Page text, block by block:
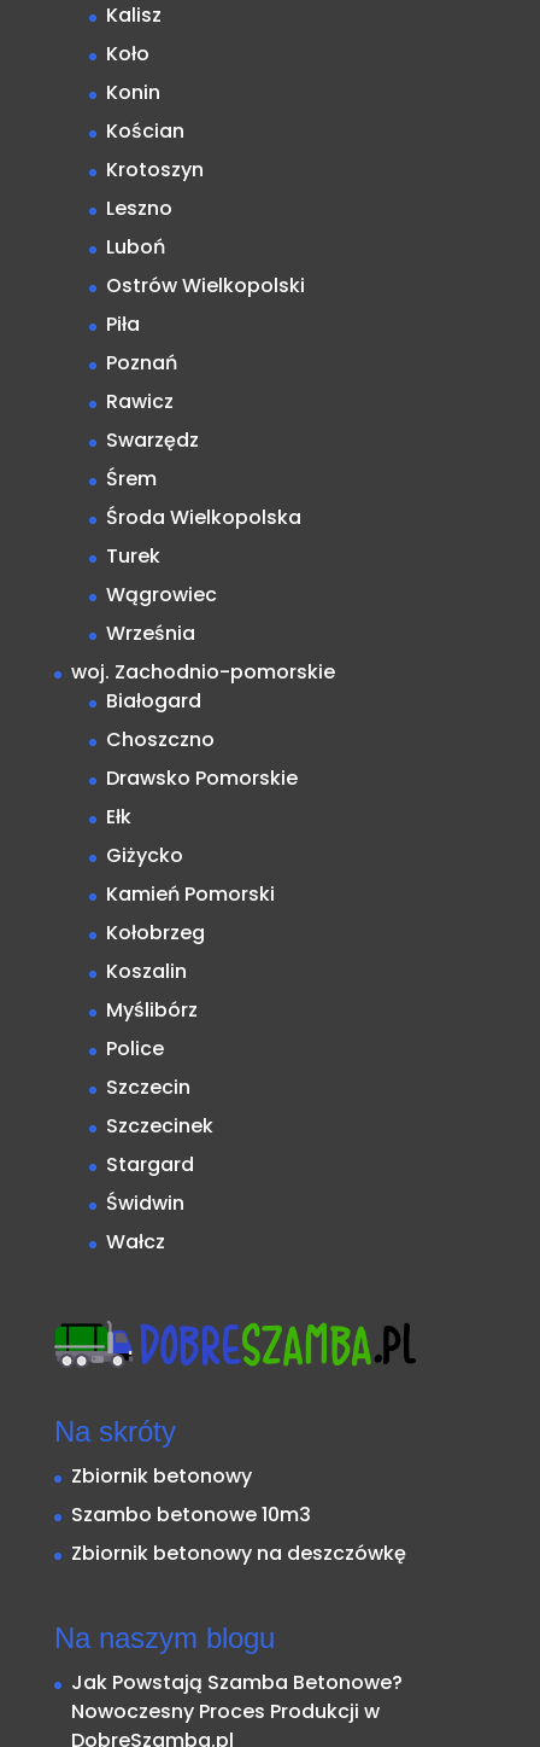
Kalisz
Koło
Konin
Kościan
Krotoszyn
Leszno
Luboń
Ostrów Wielkopolski
Piła
Poznań
Rawicz
Swarzędz
Śrem
Środa Wielkopolska
Turek
Wągrowiec
Września
woj. Zachodnio-pomorskie
Białogard
Choszczno
Drawsko Pomorskie
Ełk
Giżycko
Kamień Pomorski
Kołobrzeg
Koszalin
Myślibórz
Police
Szczecin
Szczecinek
Stargard
Świdwin
Wałcz
Na skróty
Zbiornik betonowy
Szambo betonowe 10m3
Zbiornik betonowy na deszczówkę
Na naszym blogu
Jak Powstają Szamba Betonowe?
Nowoczesny Proces Produkcji w
DobreSzamba.pl